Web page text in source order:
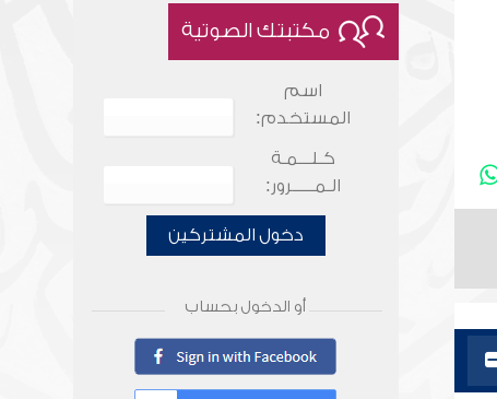
مكتبتك الصوتية
اسم
المستخدم:
كـلـــمـة
الـمـــــرور:
دخول المشتركين
أو الدخول بحساب